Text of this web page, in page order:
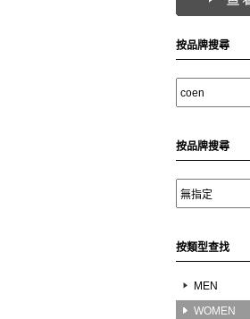
按品牌搜尋
按品牌搜尋
按類型查找
MEN
WOMEN